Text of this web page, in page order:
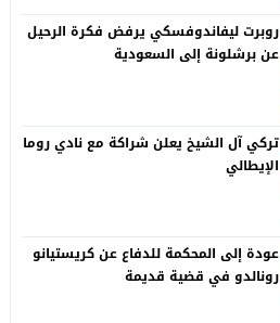
روبرت ليفاندوفسكي يرفض فكرة الرحيل
عن برشلونة إلى السعودية
تركي آل الشيخ يعلن شراكة مع نادي روما
الإيطالي
عودة إلى المحكمة للدفاع عن كريستيانو
رونالدو في قضية قديمة